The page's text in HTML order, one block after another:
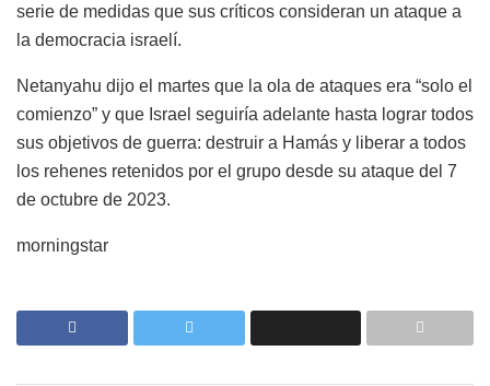
serie de medidas que sus críticos consideran un ataque a
la democracia israelí.
Netanyahu dijo el martes que la ola de ataques era “solo el
comienzo” y que Israel seguiría adelante hasta lograr todos
sus objetivos de guerra: destruir a Hamás y liberar a todos
los rehenes retenidos por el grupo desde su ataque del 7
de octubre de 2023.
morningstar